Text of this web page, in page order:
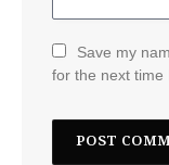
Save my
for the next time